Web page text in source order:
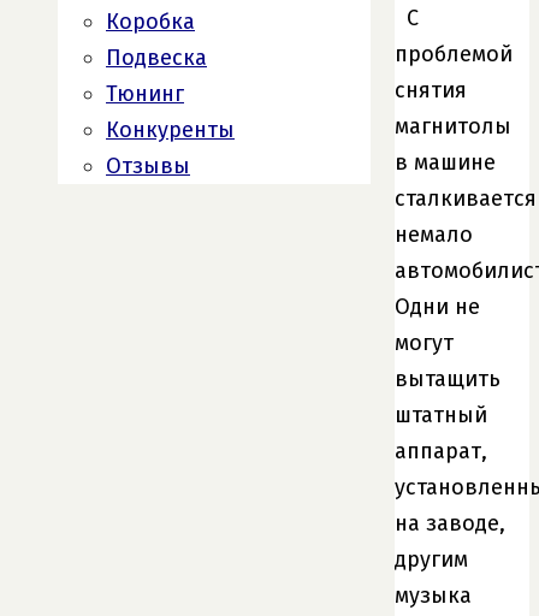
С
проблемой
снятия
магнитолы
в машине
сталкивается
немало
Одни не
могут
вытащить
штатный
аппарат,
на заводе,
другим
музыка
Коробка
Подвеска
Тюнинг
Конкуренты
Отзывы